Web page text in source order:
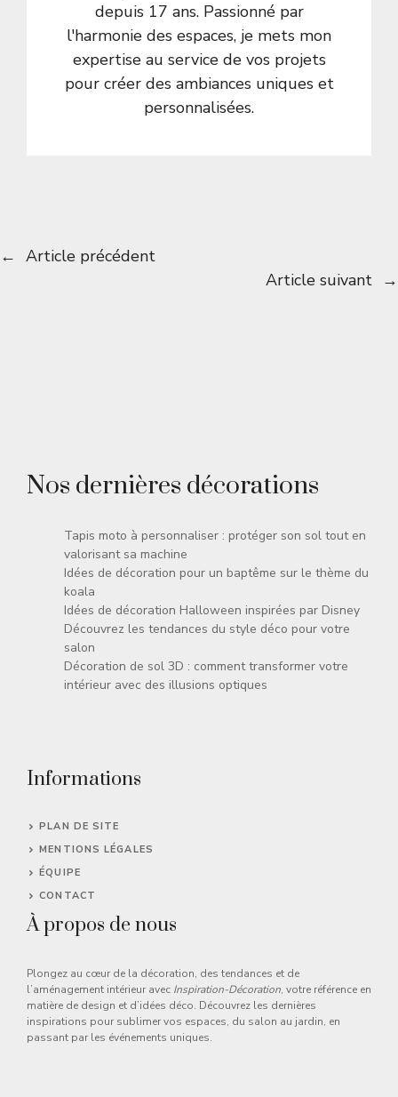
depuis 17 ans. Passionné par
l'harmonie des espaces, je mets mon
expertise au service de vos projets
pour créer des ambiances uniques et
personnalisées.
← Article précédent
Article suivant →
Nos dernières décorations
Tapis moto à personnaliser : protéger son sol tout en
valorisant sa machine
Idées de décoration pour un baptême sur le thème du
koala
Idées de décoration Halloween inspirées par Disney
Découvrez les tendances du style déco pour votre
salon
Décoration de sol 3D : comment transformer votre
intérieur avec des illusions optiques
Informations
PLAN DE SITE
MENTIONS LÉGALES
ÉQUIPE
CONTACT
À propos de nous
Plongez au cœur de la décoration, des tendances et de
l’aménagement intérieur avec Inspiration-Décoration, votre référence en
matière de design et d’idées déco. Découvrez les dernières
inspirations pour sublimer vos espaces, du salon au jardin, en
passant par les événements uniques.